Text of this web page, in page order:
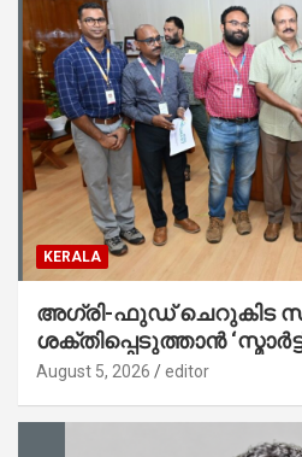
KERALA
അഗ്രി-ഫുഡ് ചെറുകിട
ശക്തിപ്പെടുത്താന്‍
കേര; ലോഗോ
August 5, 2026 editor